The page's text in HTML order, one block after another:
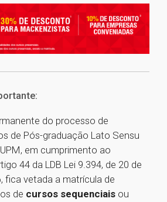
do processo de
de Pós-graduação Lato Sensu
em cumprimento ao
44 da LDB Lei 9.394, de 20 de
fica vetada a matrícula de
de cursos sequenciais ou